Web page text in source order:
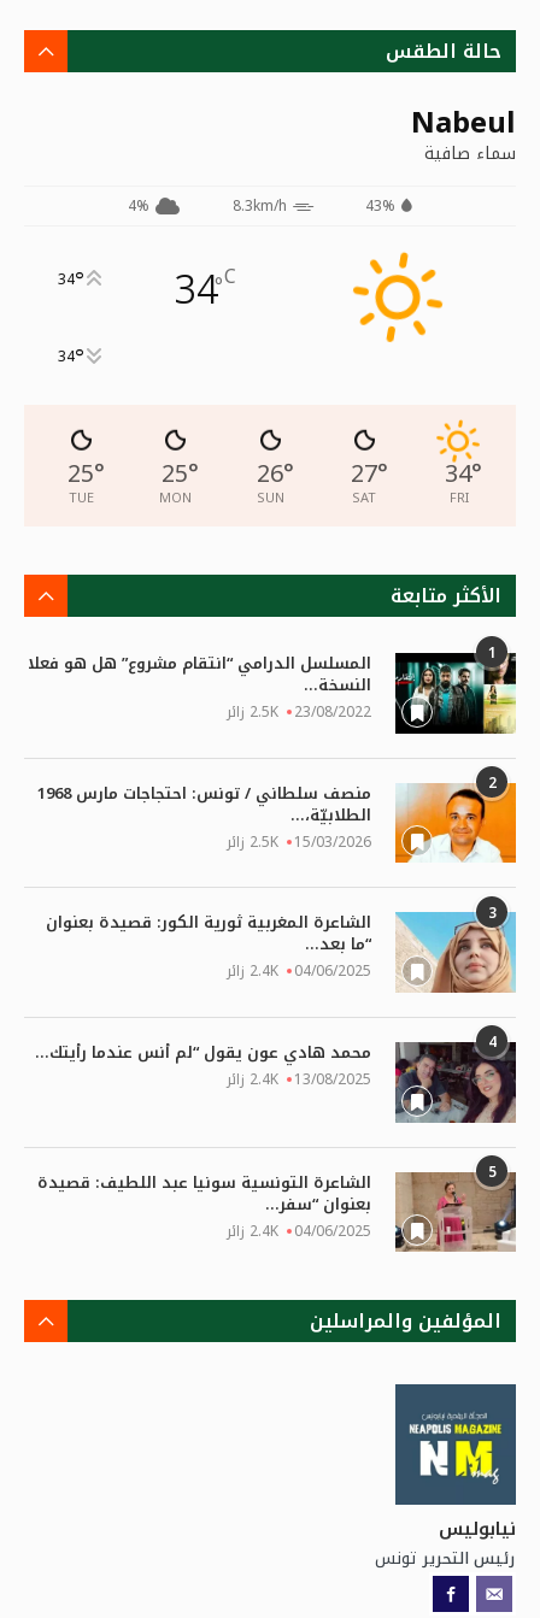
حالة الطقس
Nabeul
سماء صافية
43%
8.3km/h
4%
34°C
34°
34°
34°
FRI
27°
SAT
26°
SUN
25°
MON
25°
TUE
الأكثر متابعة
1 المسلسل الدرامي “انتقام مشروع” هل هو فعلا
النسخة...
23/08/2022 2.5K زائر
2 منصف سلطاني / تونس: احتجاجات مارس 1968
الطلابيّة،...
15/03/2026 2.5K زائر
3 الشاعرة المغربية ثورية الكور: قصيدة بعنوان
“ما بعد...
04/06/2025 2.4K زائر
4 محمد هادي عون يقول “لم أنس عندما رأيتك...
13/08/2025 2.4K زائر
5 الشاعرة التونسية سونيا عبد اللطيف: قصيدة
بعنوان “سفر...
04/06/2025 2.4K زائر
المؤلفين والمراسلين
نيابوليس
رئيس التحرير تونس